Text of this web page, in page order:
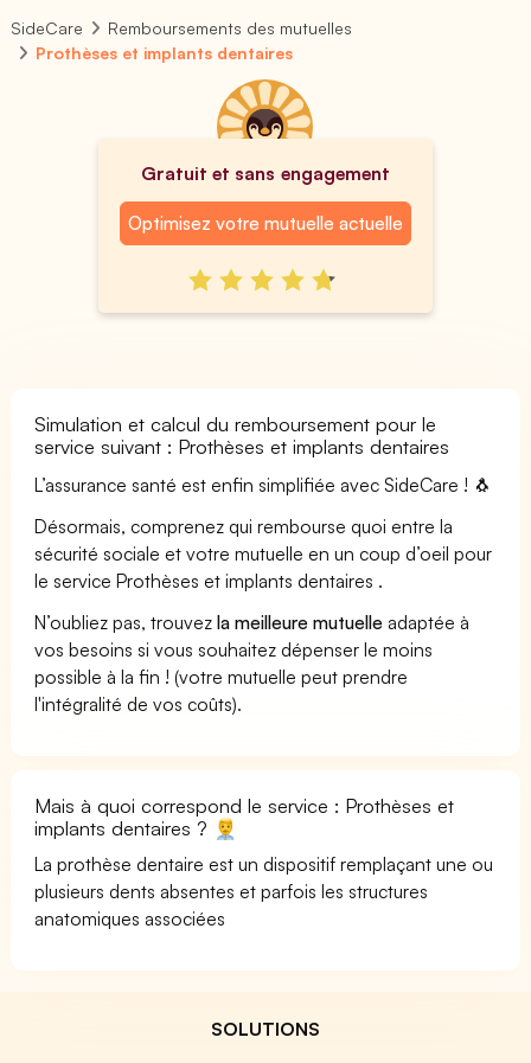
SideCare
Remboursements des mutuelles
Prothèses et implants dentaires
Gratuit et sans engagement
Optimisez votre mutuelle actuelle
Simulation et calcul du remboursement pour le
service suivant : Prothèses et implants dentaires
L’assurance santé est enfin simplifiée avec SideCare ! 🐧
Désormais, comprenez qui rembourse quoi entre la
sécurité sociale et votre mutuelle en un coup d’oeil pour
le service Prothèses et implants dentaires .
N’oubliez pas, trouvezla meilleure mutuelle adaptée à
vos besoins si vous souhaitez dépenser le moins
possible à la fin ! (votre mutuelle peut prendre
l'intégralité de vos coûts).
Mais à quoi correspond le service : Prothèses et
implants dentaires ?
La prothèse dentaire est un dispositif remplaçant une ou
plusieurs dents absentes et parfois les structures
anatomiques associées
SOLUTIONS